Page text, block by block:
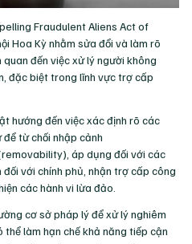
Fraudulent Aliens Act of
Hoa Kỳ nhằm sửa đổi và làm rõ
đến việc xử lý người không
đặc biệt trong lĩnh vực trợ cấp
hướng đến việc xác định rõ các
từ chối nhập cảnh
áp dụng đối với các
với chính phủ, nhận trợ cấp công
các hành vi lừa đảo.
cơ sở pháp lý để xử lý nghiêm
làm hạn chế khả năng tiếp cận